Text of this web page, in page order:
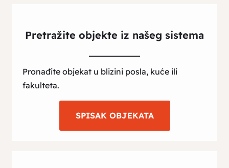
Pretražite objekte iz našeg sistema
Pronađite objekat u blizini posla, kuće ili
fakulteta.
SPISAK OBJEKATA